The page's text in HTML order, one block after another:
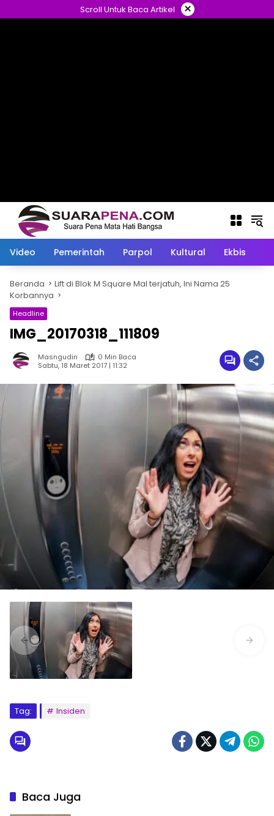
ke
Scroll Untuk Baca Artikel ×
Video Pemerintah Parpol Kultural Ekbis
Beranda
Lift di Blok M Square Mal terjatuh, Ini Nama 25
Korbannya
Headline
IMG_20170318_111809
Masngudin
0 Min Baca
Sabtu, 18 Maret 2017 | 11:32
Tag: Insiden
Baca Juga